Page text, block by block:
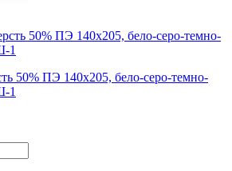
50% ПЭ 140х205, бело-серо-темно-
1